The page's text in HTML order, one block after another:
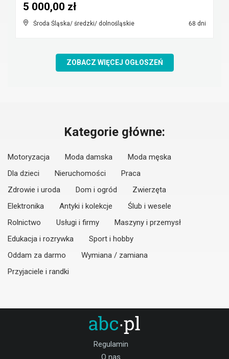
Środa Śląska/ średzki/ dolnośląskie 68 dni
5 000,00 zł
ZOBACZ WIĘCEJ OGŁOSZEŃ
Kategorie główne:
Motoryzacja Moda damska
Moda męska
Dla dzieci
Nieruchomości
Praca
Zdrowie i uroda
Dom i ogród
Zwierzęta
Elektronika
Antyki i kolekcje
Ślub i wesele
Rolnictwo
Usługi i firmy
Maszyny i przemysł
Edukacja i rozrywka
Sport i hobby
Oddam za darmo
Wymiana / zamiana
Przyjaciele i randki
Regulamin
O nas